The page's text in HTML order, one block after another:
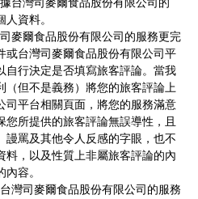
人資料。
或台灣司麥爾食品股份有限公司平
自行決定是否填寫旅客評論。當我
（但不是義務）將您的旅客評論上
司平台相關頁面，將您的服務滿意
您所提供的旅客評論無誤導性，且
謾罵及其他令人反感的字眼，也不
料，以及性質上非屬旅客評論的內
容。